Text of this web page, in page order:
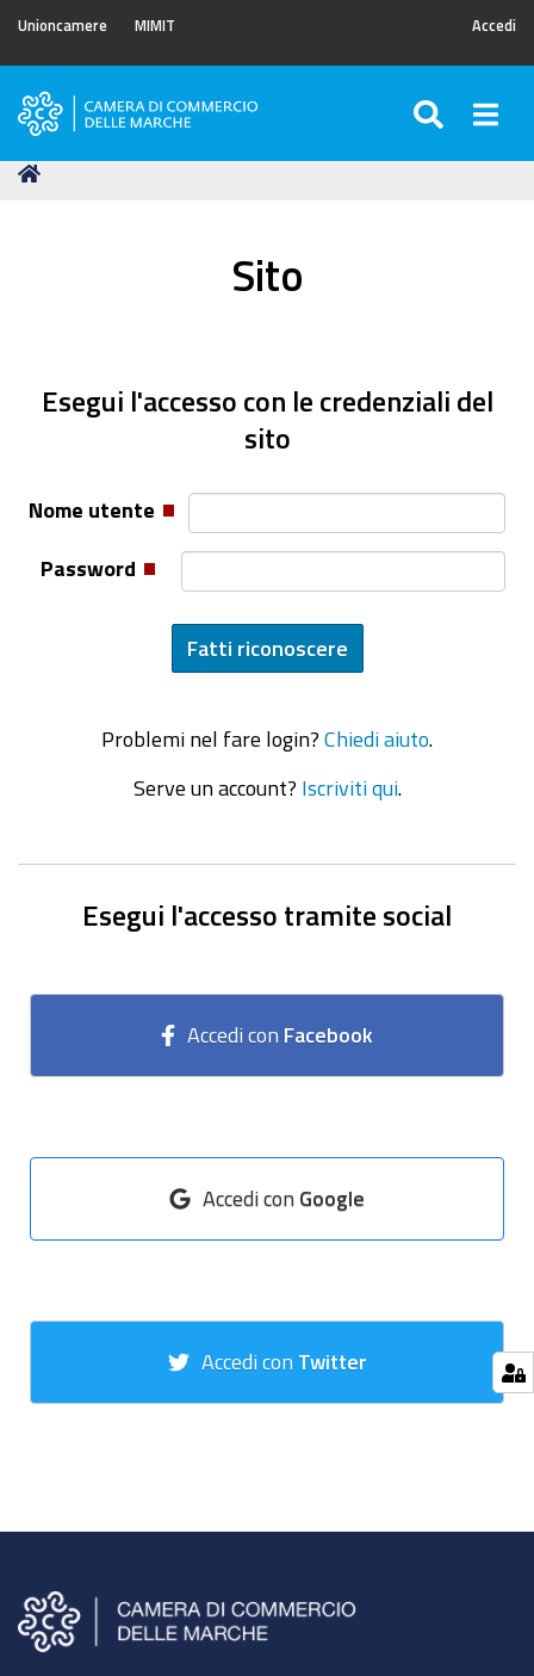
Unioncamere MIMIT Accedi
Camera
Commercio
Tu
Sito
Esegui l'accesso con le credenziali del
sito
Nome utente
Password
Problemi nel fare login? Chiedi aiuto
Serve un account? Iscriviti qui.
Esegui l'accesso tramite social
Accedi con Facebook
Accedi con Google
Accedi con Twitter